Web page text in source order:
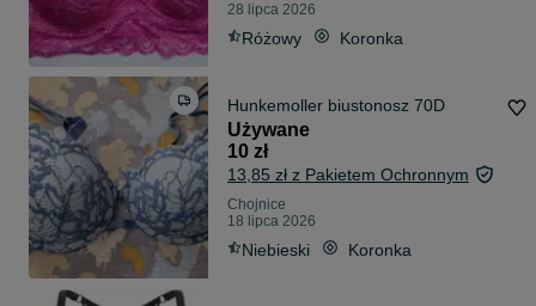
28 lipca 2026
Różowy Koronka
Hunkemoller biustonosz 70D
Używane
10 zł
13,85 zł z Pakietem Ochronnym
Chojnice
18 lipca 2026
Niebieski Koronka